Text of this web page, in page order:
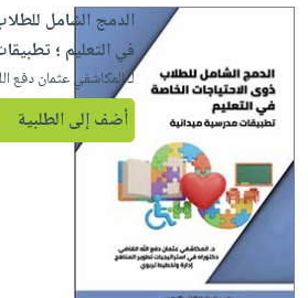
الدمج الشامل
في التعليم ؛
لـ المكاشفي عثمان دفع
أضف إلى الطلبية